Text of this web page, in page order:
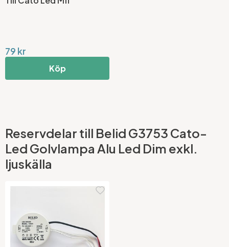
79 kr
Köp
Reservdelar till Belid G3753 Cato-
Led Golvlampa Alu Led Dim exkl.
ljuskälla